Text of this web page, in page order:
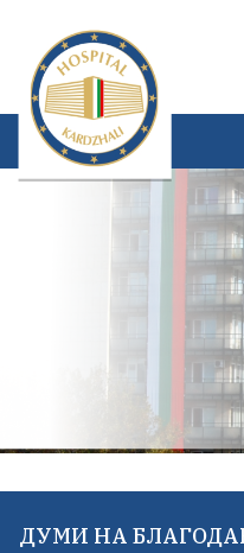
ДУМИ НА